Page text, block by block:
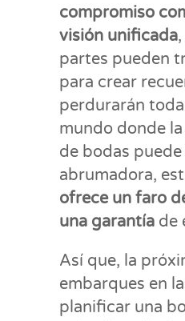
compromiso
visión unificada
partes pueden
para crear
perdurarán
mundo donde
de bodas puede
abrumadora,
ofrece un faro
una garantía de
Así que, la
embarques en
planificar una